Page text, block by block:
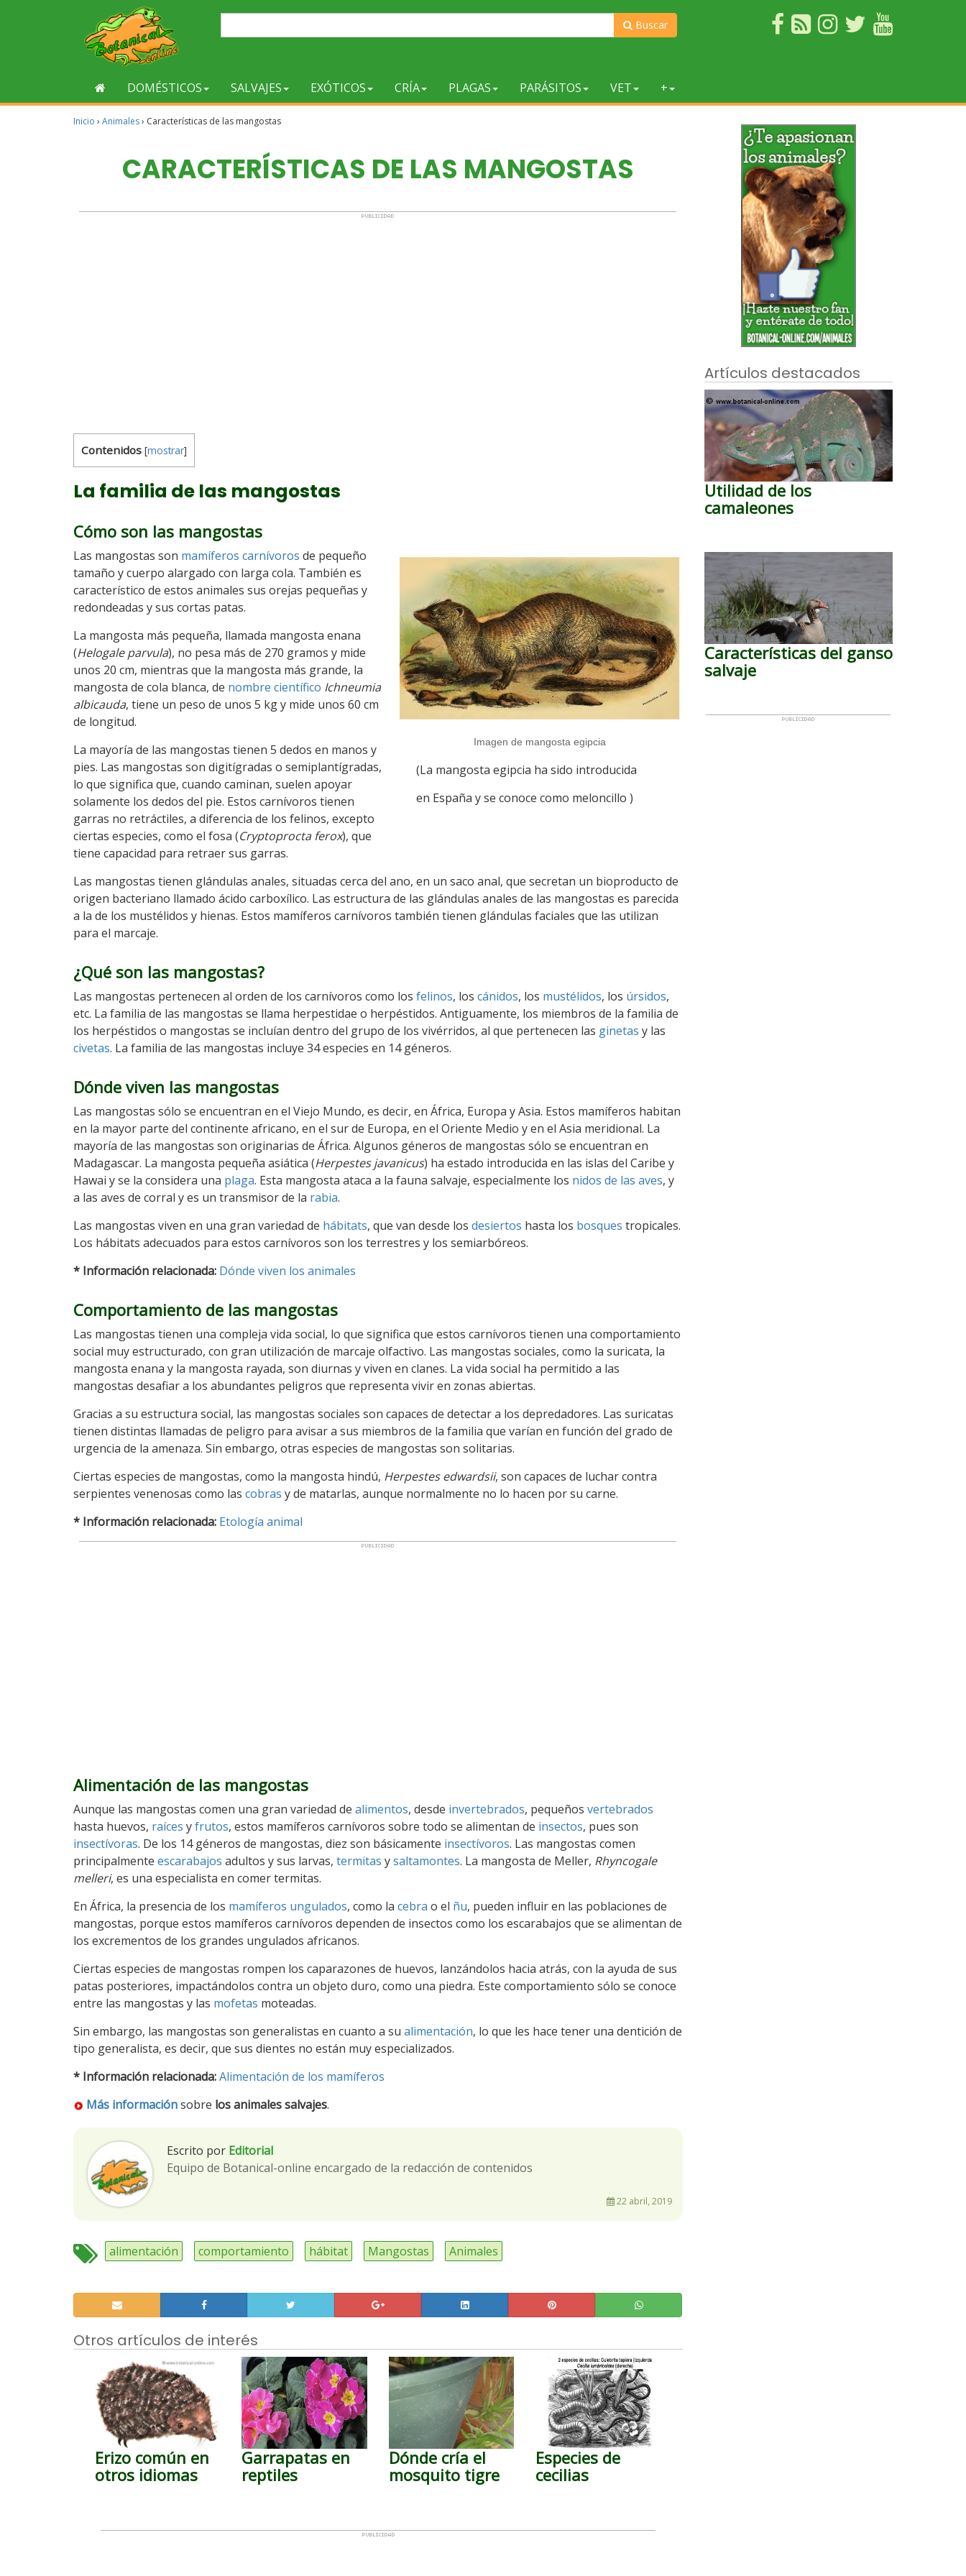
Buscar
DOMÉSTICOS SALVAJES EXÓTICOS CRÍA PLAGAS PARÁSITOS VET +
Inicio › Animales› Características de las mangostas
CARACTERÍSTICAS DE LAS MANGOSTAS
Contenidos [mostrar]
La familia de las mangostas
Cómo son las mangostas
Imagen de mangosta egipcia
(La mangosta egipcia ha sido introducida
en España y se conoce como meloncillo )
Las mangostas son mamíferos carnívoros de pequeño
tamaño y cuerpo alargado con larga cola. También es
característico de estos animales sus orejas pequeñas y
redondeadas y sus cortas patas.
La mangosta más pequeña, llamada mangosta enana
(Helogale parvula), no pesa más de 270 gramos y mide
unos 20 cm, mientras que la mangosta más grande, la
mangosta de cola blanca, de nombre científico Ichneumia
albicauda, tiene un peso de unos 5 kg y mide unos 60 cm
de longitud.
La mayoría de las mangostas tienen 5 dedos en manos y
pies. Las mangostas son digitígradas o semiplantígradas,
lo que significa que, cuando caminan, suelen apoyar
solamente los dedos del pie. Estos carnívoros tienen
garras no retráctiles, a diferencia de los felinos, excepto
ciertas especies, como el fosa (Cryptoprocta ferox), que
tiene capacidad para retraer sus garras.
Las mangostas tienen glándulas anales, situadas cerca del ano, en un saco anal, que secretan un bioproducto de
origen bacteriano llamado ácido carboxílico. Las estructura de las glándulas anales de las mangostas es parecida
a la de los mustélidos y hienas. Estos mamíferos carnívoros también tienen glándulas faciales que las utilizan
para el marcaje.
¿Qué son las mangostas?
Las mangostas pertenecen al orden de los carnívoros como los felinos, los cánidos, los mustélidos, los úrsidos,
etc. La familia de las mangostas se llama herpestidae o herpéstidos. Antiguamente, los miembros de la familia de
los herpéstidos o mangostas se incluían dentro del grupo de los vivérridos, al que pertenecen las ginetas y las
civetas. La familia de las mangostas incluye 34 especies en 14 géneros.
Dónde viven las mangostas
Las mangostas sólo se encuentran en el Viejo Mundo, es decir, en África, Europa y Asia. Estos mamíferos habitan
en la mayor parte del continente africano, en el sur de Europa, en el Oriente Medio y en el Asia meridional. La
mayoría de las mangostas son originarias de África. Algunos géneros de mangostas sólo se encuentran en
Madagascar. La mangosta pequeña asiática (Herpestes javanicus) ha estado introducida en las islas del Caribe y
Hawai y se la considera una plaga. Esta mangosta ataca a la fauna salvaje, especialmente los nidos de las aves, y
a las aves de corral y es un transmisor de la rabia.
Las mangostas viven en una gran variedad de hábitats, que van desde los desiertos hasta los bosques tropicales.
Los hábitats adecuados para estos carnívoros son los terrestres y los semiarbóreos.
* Información relacionada: Dónde viven los animales
Comportamiento de las mangostas
Las mangostas tienen una compleja vida social, lo que significa que estos carnívoros tienen una comportamiento
social muy estructurado, con gran utilización de marcaje olfactivo. Las mangostas sociales, como la suricata, la
mangosta enana y la mangosta rayada, son diurnas y viven en clanes. La vida social ha permitido a las
mangostas desafiar a los abundantes peligros que representa vivir en zonas abiertas.
Gracias a su estructura social, las mangostas sociales son capaces de detectar a los depredadores. Las suricatas
tienen distintas llamadas de peligro para avisar a sus miembros de la familia que varían en función del grado de
urgencia de la amenaza. Sin embargo, otras especies de mangostas son solitarias.
Ciertas especies de mangostas, como la mangosta hindú, Herpestes edwardsii, son capaces de luchar contra
serpientes venenosas como las cobras y de matarlas, aunque normalmente no lo hacen por su carne.
* Información relacionada: Etología animal
Alimentación de las mangostas
Aunque las mangostas comen una gran variedad de alimentos, desde invertebrados, pequeños vertebrados
hasta huevos, raíces yfrutos, estos mamíferos carnívoros sobre todo se alimentan de insectos, pues son
insectívoras. De los 14 géneros de mangostas, diez son básicamente insectívoros. Las mangostas comen
principalmente escarabajos adultos y sus larvas, termitas ysaltamontes. La mangosta de Meller, Rhyncogale
melleri, es una especialista en comer termitas.
En África, la presencia de los mamíferos ungulados, como la cebra o el ñu, pueden influir en las poblaciones de
mangostas, porque estos mamíferos carnívoros dependen de insectos como los escarabajos que se alimentan de
los excrementos de los grandes ungulados africanos.
Ciertas especies de mangostas rompen los caparazones de huevos, lanzándolos hacia atrás, con la ayuda de sus
patas posteriores, impactándolos contra un objeto duro, como una piedra. Este comportamiento sólo se conoce
entre las mangostas y las mofetas moteadas.
Sin embargo, las mangostas son generalistas en cuanto a su alimentación, lo que les hace tener una dentición de
tipo generalista, es decir, que sus dientes no están muy especializados.
* Información relacionada:Alimentación de los mamíferos
Más informaciónsobre los animales salvajes.
Escrito por Editorial
Equipo de Botanical-online encargado de la redacción de contenidos
22 abril, 2019
alimentación comportamiento hábitat Mangostas Animales
Otros artículos de interés
Erizo común en
otros idiomas
Garrapatas en
reptiles
Dónde cría el
mosquito tigre
Especies de
cecilias
Artículos destacados
Utilidad de los
camaleones
Características del ganso
salvaje